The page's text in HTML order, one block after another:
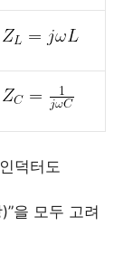
덕터도
을 모두 고려